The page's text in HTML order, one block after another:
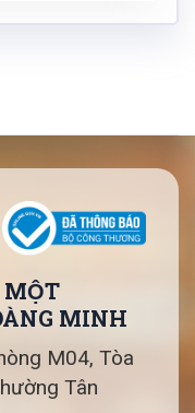
MỘT
MINH
M04, Tòa
Tân